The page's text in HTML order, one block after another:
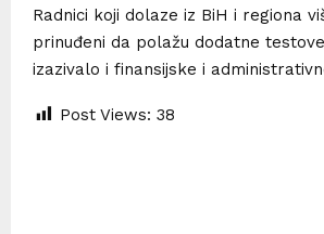
Radnici koji dolaze iz BiH i regiona
prinuđeni da polažu dodatne
izazivalo i finansijske i
Post Views: 38